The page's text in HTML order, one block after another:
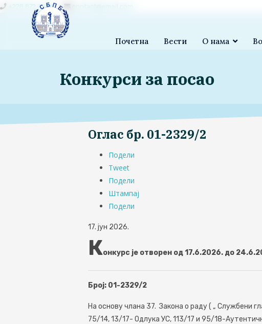
Почетна Вести О нама
+228 872 4444 contact@email.com
Конкурси за посао
Оглас бр. 01-2329/2
Подели
Tweet
Подели
Штампај
Подели
17. јун 2026.
Конкурс је отворен од 17.6.2026. до
Број: 01-2329/2
На основу члана 37. Закона о раду ( „ Службени
75/14, 13/17- Одлука УС, 113/17 и 95/18-